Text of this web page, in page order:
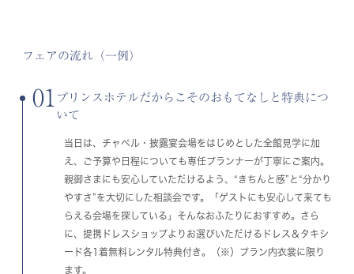
フェアの流れ（一例）
01
プリンスホテルだからこそのおもてなしと特典につ
いて
当日は、チャペル・披露宴会場をはじめとした全館見学に加
え、ご予算や日程についても専任プランナーが丁寧にご案内。
親御さまにも安心していただけるよう、“きちんと感”と“分かり
やすさ”を大切にした相談会です。「ゲストにも安心して来ても
らえる会場を探している」そんなおふたりにおすすめ。さら
に、提携ドレスショップよりお選びいただけるドレス＆タキシ
ード各1着無料レンタル特典付き。（※）プラン内衣裳に限り
ます。